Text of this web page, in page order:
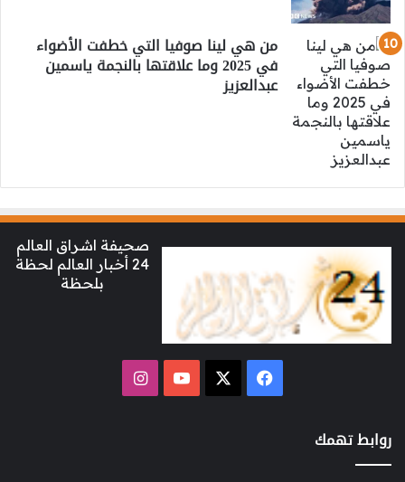
من هي لينا صوفيا التي خطفت الأضواء
في 2025 وما علاقتها بالنجمة ياسمين
عبدالعزيز
صحيفة اشراق العالم
24 أخبار العالم لحظة
بلحظة
فيسبوك ‫YouTubeانستقرام
روابط تهمك